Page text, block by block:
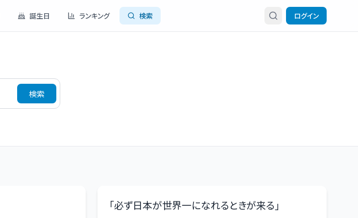
誕生日 ランキング 検索 ログイン
検索
「必ず日本が世界一になれるときが来る 」